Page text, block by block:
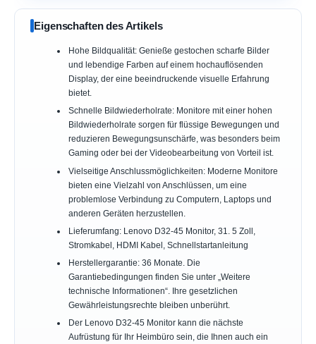
Eigenschaften des Artikels
Hohe Bildqualität: Genieße gestochen scharfe Bilder
und lebendige Farben auf einem hochauflösenden
Display, der eine beeindruckende visuelle Erfahrung
bietet.
Schnelle Bildwiederholrate: Monitore mit einer hohen
Bildwiederholrate sorgen für flüssige Bewegungen und
reduzieren Bewegungsunschärfe, was besonders beim
Gaming oder bei der Videobearbeitung von Vorteil ist.
Vielseitige Anschlussmöglichkeiten: Moderne Monitore
bieten eine Vielzahl von Anschlüssen, um eine
problemlose Verbindung zu Computern, Laptops und
anderen Geräten herzustellen.
Lieferumfang: Lenovo D32-45 Monitor, 31. 5 Zoll,
Stromkabel, HDMI Kabel, Schnellstartanleitung
Herstellergarantie: 36 Monate. Die
Garantiebedingungen finden Sie unter „Weitere
technische Informationen“. Ihre gesetzlichen
Gewährleistungsrechte bleiben unberührt.
Der Lenovo D32-45 Monitor kann die nächste
Aufrüstung für Ihr Heimbüro sein, die Ihnen auch ein